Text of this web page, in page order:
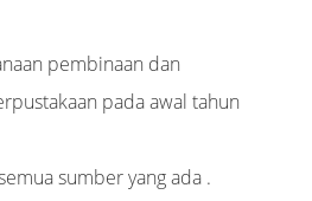
pembinaan dan
pada awal tahun
sumber yang ada .